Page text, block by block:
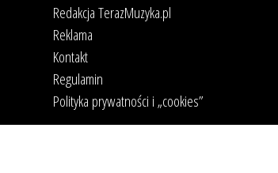
Redakcja TerazMuzyka.pl
Reklama
Kontakt
Regulamin
Polityka prywatności i „cookies”